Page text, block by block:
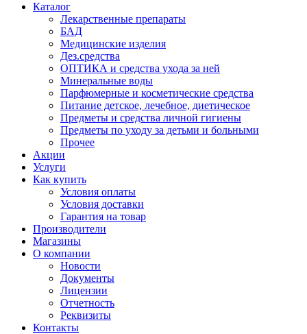
Каталог
Лекарственные препараты
БАД
Медицинские изделия
Дез.средства
ОПТИКА и средства ухода за ней
Минеральные воды
Парфюмерные и косметические средства
Питание детское, лечебное, диетическое
Предметы и средства личной гигиены
Предметы по уходу за детьми и больными
Прочее
Акции
Услуги
Как купить
Условия оплаты
Условия доставки
Гарантия на товар
Производители
Магазины
О компании
Новости
Документы
Лицензии
Отчетность
Реквизиты
Контакты